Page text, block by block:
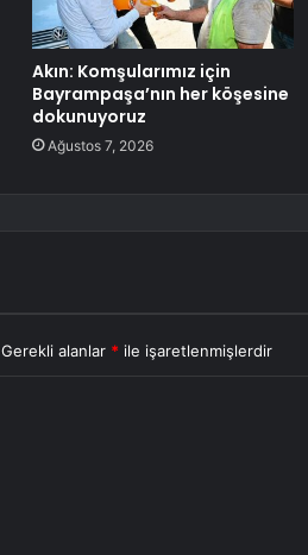
Akın: Komşularımız için
Bayrampaşa’nın her köşesine
dokunuyoruz
Ağustos 7, 2026
Gerekli alanlar * ile işaretlenmişlerdir